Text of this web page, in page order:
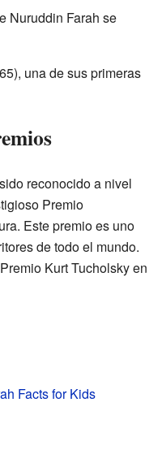
Nuruddin Farah se
una de sus primeras
reconocido a nivel
Premio
Este premio es uno
de todo el mundo.
Kurt Tucholsky en
Facts for Kids